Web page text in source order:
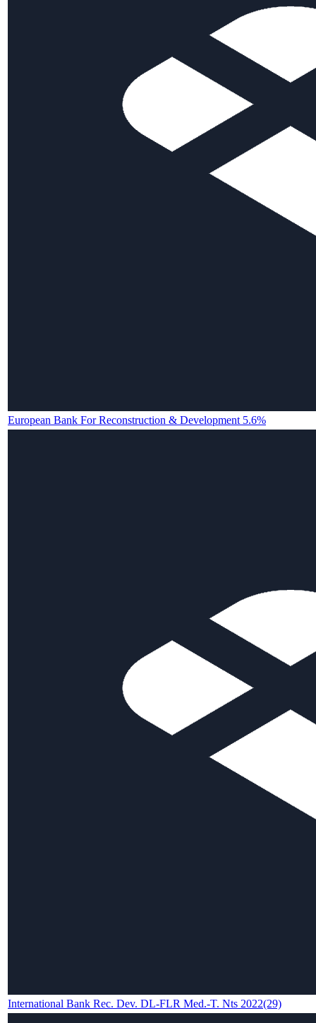
European Bank For Reconstruction & Development 5.6%
International Bank Rec. Dev. DL-FLR Med.-T. Nts 2022(29)